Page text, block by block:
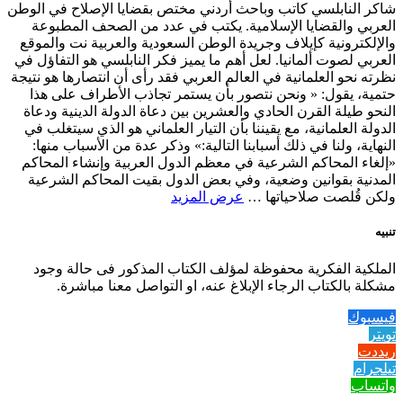
شاكر النابلسي كاتب وباحث أردني مختص بقضايا الإصلاح في الوطن
العربي والقضايا الإسلامية. يكتب في عدد من الصحف المطبوعة
والإلكترونية كإيلاف وجريدة الوطن السعودية والعربية نت والموقع
العربي لصوت ألمانيا. لعل أهم ما يميز فكر النابلسي هو التفاؤل في
نظرته نحو العلمانية في العالم العربي فقد رأى أن انتصارها هو نتيجة
حتمية، يقول: « ونحن نتصور بأن يستمر تجاذب الأطراف على هذا
النحو طيلة القرن الحادي والعشرين بين دعاة الدولة الدينية ودعاة
الدولة العلمانية، مع يقيننا بأن التيار العلماني هو الذي سيتغلب في
النهاية، ولنا في ذلك أسبابنا التالية:» وذكر عدة من الأسباب منها:
«إلغاء المحاكم الشرعية في معظم الدول العربية وإنشاء المحاكم
المدنية بقوانين وضعية، وفي بعض الدول بقيت المحاكم الشرعية
ولكن قُلصت صلاحياتها … عرض المزيد
تنبيه
الملكية الفكرية محفوظة لمؤلف الكتاب المذكور فى حالة وجود
مشكلة بالكتاب الرجاء الإبلاغ عنه، او التواصل معنا مباشرة.
فيسبوك
تويتر
ريددت
تيلجرام
واتساب